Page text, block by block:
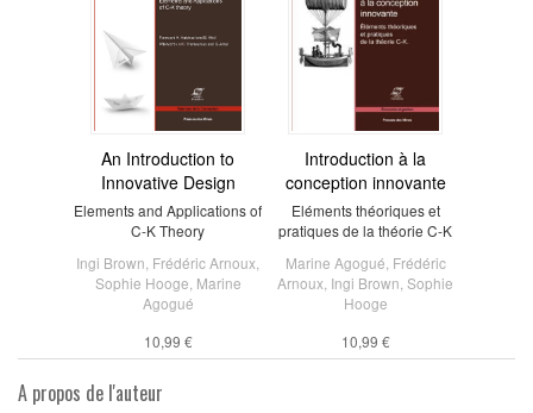
An Introduction to
Innovative Design
Elements and Applications of
C-K Theory
Ingi Brown Frédéric Arnoux
Sophie Hooge Marine
Agogué
10,99 €
Introduction à la
conception innovante
Eléments théoriques et
pratiques de la théorie C-K
Marine Agogué Frédéric
Arnoux Ingi Brown Sophie
Hooge
10,99 €
A propos de l'auteur